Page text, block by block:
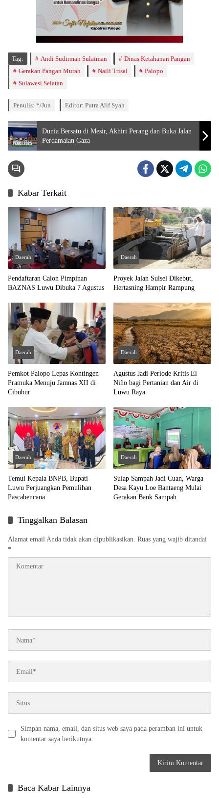
Tag: Andi Sudirman Sulaiman
Dinas Ketahanan Pangan
Gerakan Pangan Murah
Naili Trisal
Palopo
Sulawesi Selatan
Penulis: */Jun Editor: Putra Alif Syah
Dunia Bersatu di Mesir, Akhiri Perang dan Buka Jalan
Perdamaian Gaza
Kabar Terkait
Daerah
Pendaftaran Calon Pimpinan
BAZNAS Luwu Dibuka 7 Agustus
Daerah
Proyek Jalan Sulsel Dikebut,
Hertasning Hampir Rampung
Daerah
Pemkot Palopo Lepas Kontingen
Pramuka Menuju Jamnas XII di
Cibubur
Daerah
Agustus Jadi Periode Kritis El
Niño bagi Pertanian dan Air di
Luwu Raya
Daerah
Temui Kepala BNPB, Bupati
Luwu Perjuangkan Pemulihan
Pascabencana
Daerah
Sulap Sampah Jadi Cuan, Warga
Desa Kayu Loe Bantaeng Mulai
Gerakan Bank Sampah
Tinggalkan Balasan
Alamat email Anda tidak akan dipublikasikan. Ruas yang wajib ditandai
*
Simpan nama, email, dan situs web saya pada peramban ini untuk
komentar saya berikutnya.
Baca Kabar Lainnya